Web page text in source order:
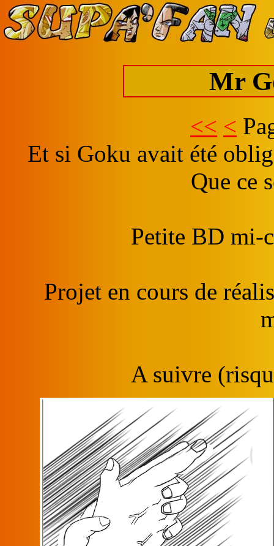
Mr
<< <
Et si Goku avait été
Que ce
Petite BD mi-
Projet en cours de
A suivre